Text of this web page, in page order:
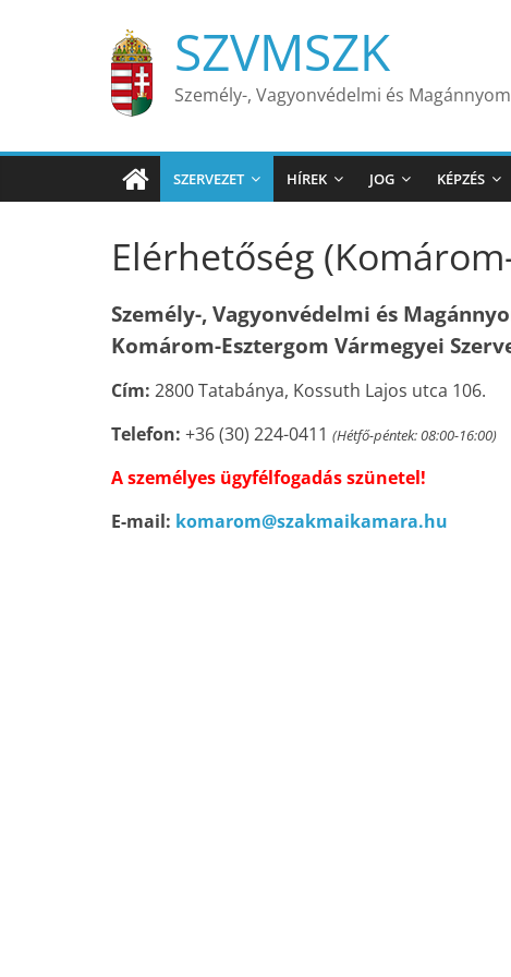
SZVMSZK
Személy-, Vagyonvédelmi és
SZERVEZET HÍREK JOG KÉPZÉS
Elérhetőség
Személy-, Vagyonvédelmi és
Komárom-Esztergom Vármegyei
Cím: 2800 Tatabánya, Kossuth Lajos utca 106.
Telefon: +36 (30) 224-0411 (Hétfő-péntek: 08:00-16:00)
A személyes ügyfélfogadás szünetel!
E-mail: komarom@szakmaikamara.hu